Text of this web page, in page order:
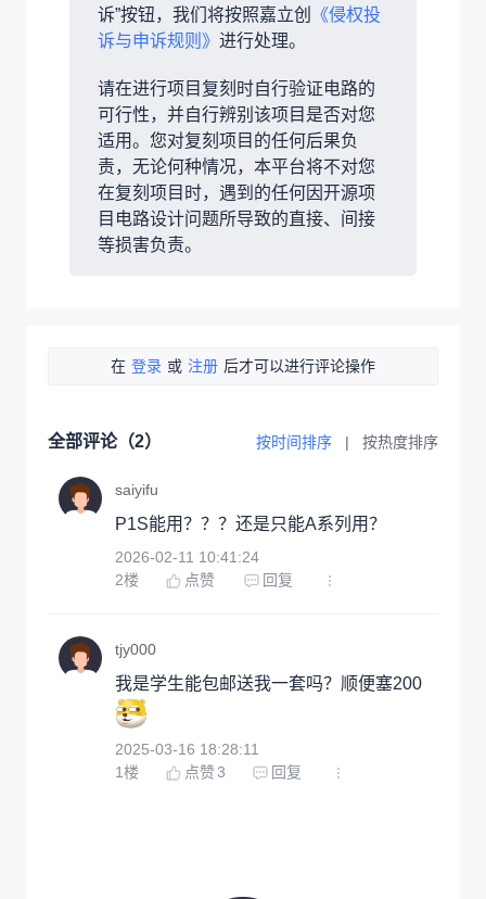
诉”按钮，我们将按照嘉立创
《侵权投
诉与申诉规则》 进行处理。
请在进行项目复刻时自行验证电路的
可行性，并自行辨别该项目是否对您
适用。您对复刻项目的任何后果负
责，无论何种情况，本平台将不对您
在复刻项目时，遇到的任何因开源项
目电路设计问题所导致的直接、间接
等损害负责。
在 登录 或 注册 后才可以进行评论操作
全部评论（2） 按时间排序 | 按热度排序
saiyifu
P1S能用？？？还是只能A系列用？
2026-02-11 10:41:24
2楼 点赞 回复
tjy000
我是学生能包邮送我一套吗？顺便塞200
2025-03-16 18:28:11
1楼 点赞3 回复